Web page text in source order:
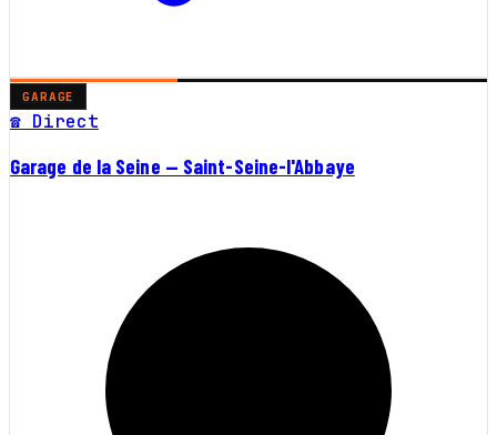
GARAGE
☎ Direct
Garage de la Seine — Saint-Seine-l'Abbaye